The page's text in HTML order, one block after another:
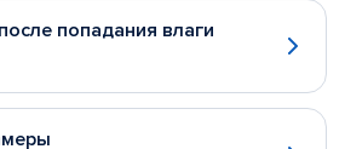
попадания влаги